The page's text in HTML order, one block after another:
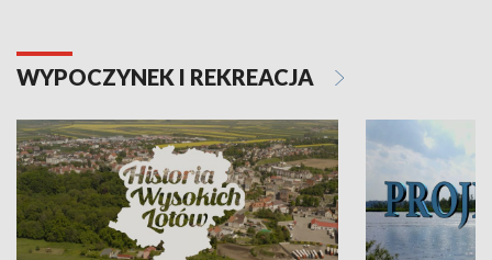
WYPOCZYNEK I REKREACJA